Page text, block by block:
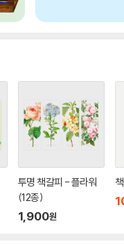
투명 책갈피 - 플라워
(12종)
1,900원